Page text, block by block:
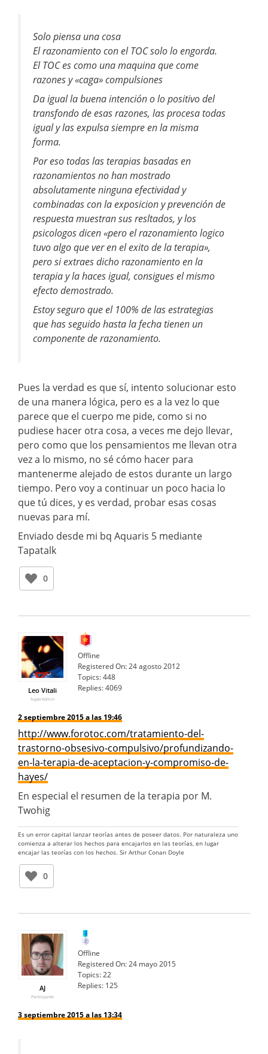
Solo piensa una cosa
El razonamiento con el TOC solo lo engorda.
El TOC es como una maquina que come
razones y «caga» compulsiones
Da igual la buena intención o lo positivo del
transfondo de esas razones, las procesa todas
igual y las expulsa siempre en la misma
forma.
Por eso todas las terapias basadas en
razonamientos no han mostrado
absolutamente ninguna efectividad y
combinadas con la exposicion y prevención de
respuesta muestran sus resltados, y los
psicologos dicen «pero el razonamiento logico
tuvo algo que ver en el exito de la terapia»,
pero si extraes dicho razonamiento en la
terapia y la haces igual, consigues el mismo
efecto demostrado.
Estoy seguro que el 100% de las estrategias
que has seguido hasta la fecha tienen un
componente de razonamiento.
Pues la verdad es que sí, intento solucionar esto
de una manera lógica, pero es a la vez lo que
parece que el cuerpo me pide, como si no
pudiese hacer otra cosa, a veces me dejo llevar,
pero como que los pensamientos me llevan otra
vez a lo mismo, no sé cómo hacer para
mantenerme alejado de estos durante un largo
tiempo. Pero voy a continuar un poco hacia lo
que tú dices, y es verdad, probar esas cosas
nuevas para mí.
Enviado desde mi bq Aquaris 5 mediante
Tapatalk
0
Leo Vitali
SuperAdmin
Offline
Registered On:24 agosto 2012
Topics:448
Replies:4069
2 septiembre 2015 a las 19:46
http://www.forotoc.com/tratamiento-del-
trastorno-obsesivo-compulsivo/profundizando-
en-la-terapia-de-aceptacion-y-compromiso-de-
hayes/
En especial el resumen de la terapia por M.
Twohig
Es un error capital lanzar teorías antes de poseer datos. Por naturaleza uno
comienza a alterar los hechos para encajarlos en las teorías, en lugar
encajar las teorías con los hechos. Sir Arthur Conan Doyle
0
AJ
Participante
Offline
Registered On:24 mayo 2015
Topics:22
Replies: 125
3 septiembre 2015 a las 13:34